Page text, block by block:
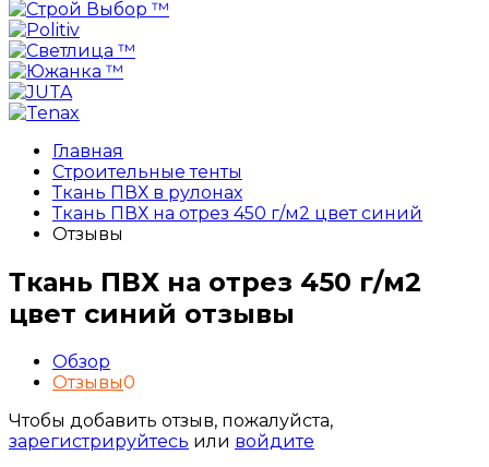
Главная
Строительные тенты
Ткань ПВХ в рулонах
Ткань ПВХ на отрез 450 г/м2 цвет синий
Отзывы
Ткань ПВХ на отрез 450 г/м2
цвет синий отзывы
Обзор
Отзывы0
Чтобы добавить отзыв, пожалуйста,
зарегистрируйтесь или войдите